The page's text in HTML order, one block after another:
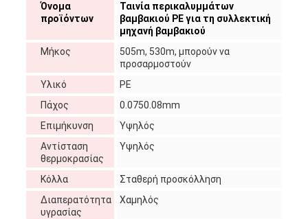
Όνομα
προϊόντων
Ταινία περικαλυμμάτων
βαμβακιού PE για τη συλλεκτική
μηχανή βαμβακιού
Μήκος
505m, 530m, μπορούν να
προσαρμοστούν
Υλικό
PE
Πάχος
0.0750.08mm
Επιμήκυνση
Υψηλός
Αντίσταση
θερμοκρασίας
Υψηλός
Κόλλα
Σταθερή προσκόλληση
Διαπερατότητα
υγρασίας
Χαμηλός